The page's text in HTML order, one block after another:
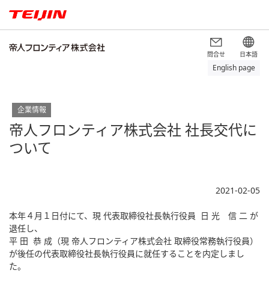
問合せ 日本語
English page
企業情報
帝人フロンティア株式会社 社長交代に
ついて
2021-02-05
本年４月１日付にて、現 代表取締役社長執行役員 日 光 信 二 が
退任し、
平 田 恭 成（現 帝人フロンティア株式会社 取締役常務執行役員）
が後任の代表取締役社長執行役員に就任することを内定しまし
た。